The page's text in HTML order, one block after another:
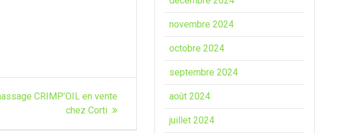
CRIMP’OIL en vente
chez Corti
novembre 2024
octobre 2024
septembre 2024
août 2024
juillet 2024